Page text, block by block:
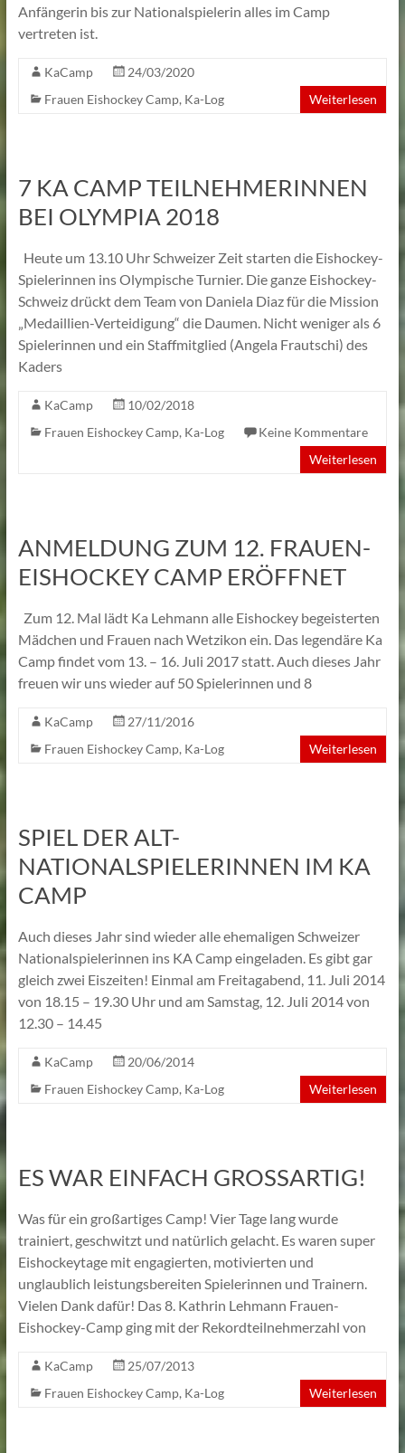
Anfängerin bis zur Nationalspielerin alles im Camp
vertreten ist.
KaCamp
24/03/2020
Frauen Eishockey Camp, Ka-Log Weiterlesen
7 KA CAMP TEILNEHMERINNEN
BEI OLYMPIA 2018
Heute um 13.10 Uhr Schweizer Zeit starten die Eishockey-
Spielerinnen ins Olympische Turnier. Die ganze Eishockey-
Schweiz drückt dem Team von Daniela Diaz für die Mission
„Medaillien-Verteidigung“ die Daumen. Nicht weniger als 6
Spielerinnen und ein Staffmitglied (Angela Frautschi) des
Kaders
KaCamp
10/02/2018
Frauen Eishockey Camp, Ka-Log
Keine Kommentare
Weiterlesen
ANMELDUNG ZUM 12. FRAUEN-
EISHOCKEY CAMP ERÖFFNET
Zum 12. Mal lädt Ka Lehmann alle Eishockey begeisterten
Mädchen und Frauen nach Wetzikon ein. Das legendäre Ka
Camp findet vom 13. – 16. Juli 2017 statt. Auch dieses Jahr
freuen wir uns wieder auf 50 Spielerinnen und 8
KaCamp
27/11/2016
Frauen Eishockey Camp, Ka-Log Weiterlesen
SPIEL DER ALT-
NATIONALSPIELERINNEN IM KA
CAMP
Auch dieses Jahr sind wieder alle ehemaligen Schweizer
Nationalspielerinnen ins KA Camp eingeladen. Es gibt gar
gleich zwei Eiszeiten! Einmal am Freitagabend, 11. Juli 2014
von 18.15 – 19.30 Uhr und am Samstag, 12. Juli 2014 von
12.30 – 14.45
KaCamp
20/06/2014
Frauen Eishockey Camp, Ka-Log Weiterlesen
ES WAR EINFACH GROSSARTIG!
Was für ein großartiges Camp! Vier Tage lang wurde
trainiert, geschwitzt und natürlich gelacht. Es waren super
Eishockeytage mit engagierten, motivierten und
unglaublich leistungsbereiten Spielerinnen und Trainern.
Vielen Dank dafür! Das 8. Kathrin Lehmann Frauen-
Eishockey-Camp ging mit der Rekordteilnehmerzahl von
KaCamp
25/07/2013
Frauen Eishockey Camp, Ka-Log Weiterlesen